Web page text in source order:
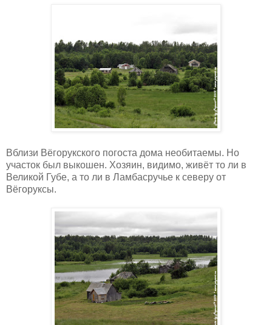
Вблизи Вёгорукского погоста дома необитаемы. Но
участок был выкошен. Хозяин, видимо, живёт то ли в
Великой Губе, а то ли в Ламбасручье к северу от
Вёгоруксы.